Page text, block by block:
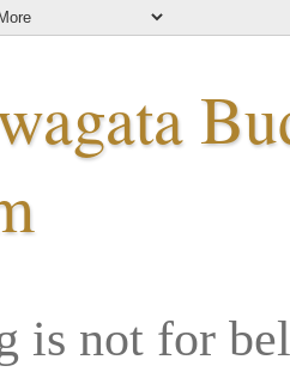
is not for